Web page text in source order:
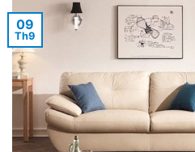
09
Th9